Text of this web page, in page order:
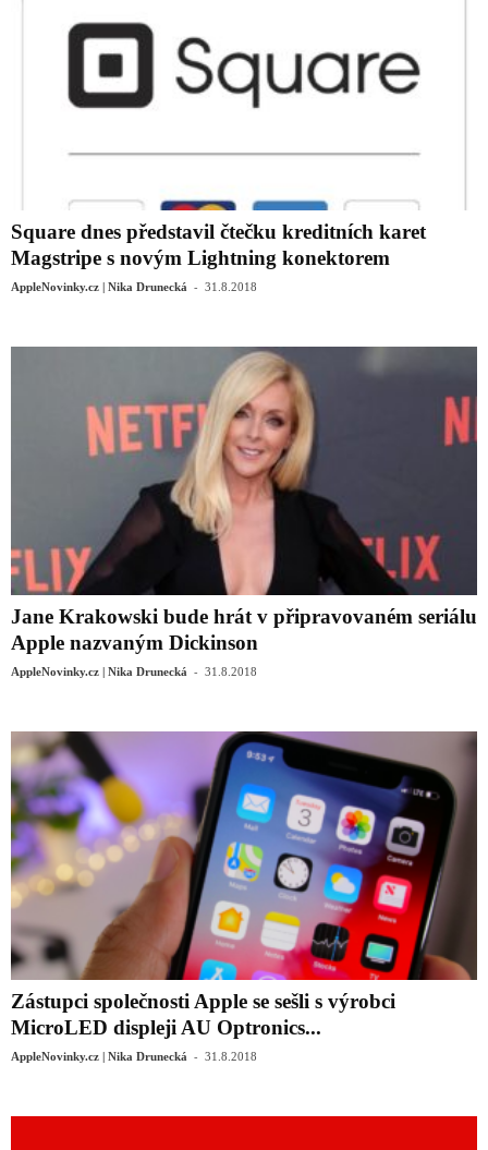
Square dnes představil čtečku kreditních karet
Magstripe s novým Lightning konektorem
AppleNovinky.cz | Nika Drunecká - 31.8.2018
Jane Krakowski bude hrát v připravovaném seriálu
Apple nazvaným Dickinson
AppleNovinky.cz | Nika Drunecká - 31.8.2018
Zástupci společnosti Apple se sešli s výrobci
MicroLED displeji AU Optronics...
AppleNovinky.cz | Nika Drunecká - 31.8.2018